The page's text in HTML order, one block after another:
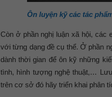
Ôn luyện kỹ các tác
Còn ở phần nghị luận xã hội, các
với từng dạng đề cụ thể. Ở phần
dành thời gian để ôn kỹ những
tình, hình tượng nghệ thuật,…
trên cơ sở đó hãy triển khai phân